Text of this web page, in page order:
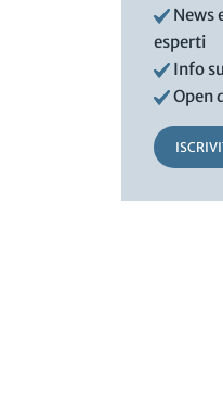
News
esperti
Info
Open